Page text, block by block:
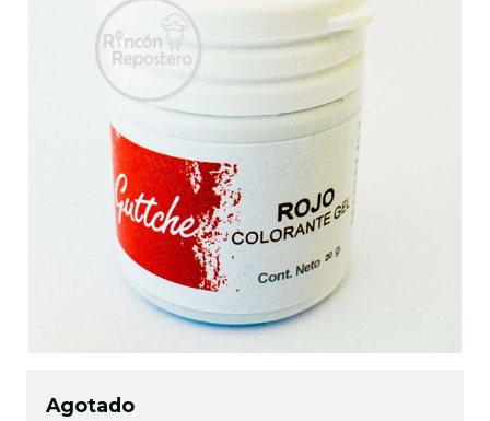
Agotado